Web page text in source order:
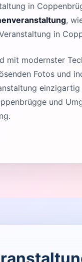
in
,
in
mit modernster
Fotos und
und